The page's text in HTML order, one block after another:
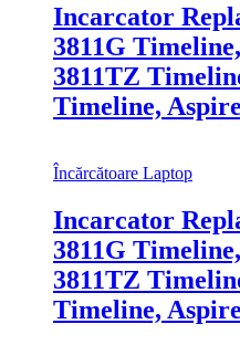
Incarcator
3811G
3811TZ
Timeline,
Încărcătoare Laptop
Incarcator
3811G
3811TZ
Timeline,